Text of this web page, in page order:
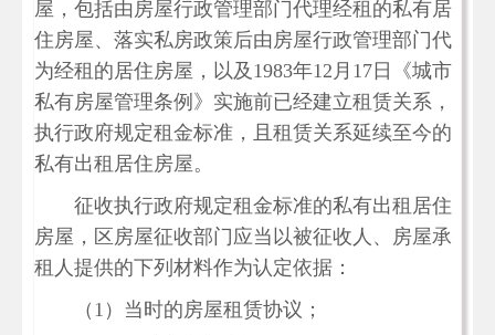
屋，包括由房屋行政管理部门代理经租的私有居
住房屋、落实私房政策后由房屋行政管理部门代
为经租的居住房屋，以及1983年12月17日《城市
私有房屋管理条例》实施前已经建立租赁关系，
执行政府规定租金标准，且租赁关系延续至今的
私有出租居住房屋。
征收执行政府规定租金标准的私有出租居住
房屋，区房屋征收部门应当以被征收人、房屋承
租人提供的下列材料作为认定依据：
（1）当时的房屋租赁协议；